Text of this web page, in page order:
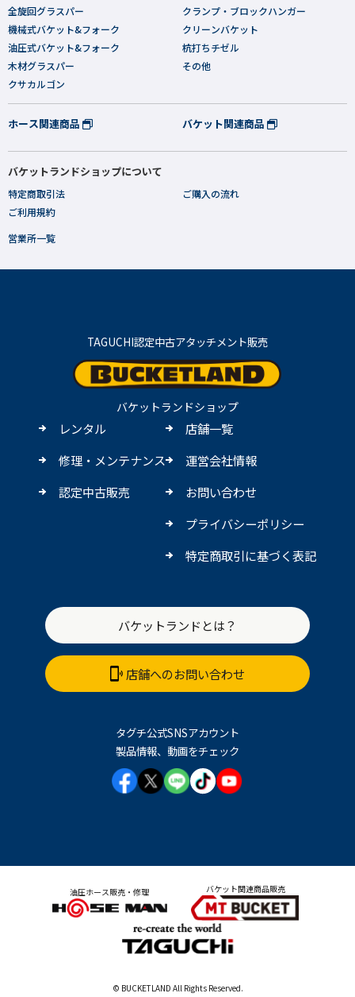
全旋回グラスパー
機械式バケット&フォーク
油圧式バケット&フォーク
木材グラスパー
クサカルゴン
クランプ・ブロックハンガー
クリーンバケット
杭打ちチゼル
その他
ホース関連商品 バケット関連商品
バケットランドショップについて
特定商取引法
ご利用規約
ご購入の流れ
営業所一覧
TAGUCHI認定中古アタッチメント販売
バケットランドショップ
レンタル
修理・メンテナンス
認定中古販売
店舗一覧
運営会社情報
お問い合わせ
プライバシーポリシー
特定商取引に基づく表記
バケットランドとは？
店舗へのお問い合わせ
タグチ公式SNSアカウント
製品情報、動画をチェック
© BUCKETLAND All Rights Reserved.
油圧ホース販売・修理 バケット関連商品販売